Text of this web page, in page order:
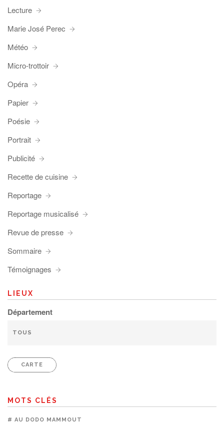
Lecture
Marie José Perec
Météo
Micro-trottoir
Opéra
Papier
Poésie
Portrait
Publicité
Recette de cuisine
Reportage
Reportage musicalisé
Revue de presse
Sommaire
Témoignages
LIEUX
Département
CARTE
MOTS CLÉS
# AU DODO MAMMOUT